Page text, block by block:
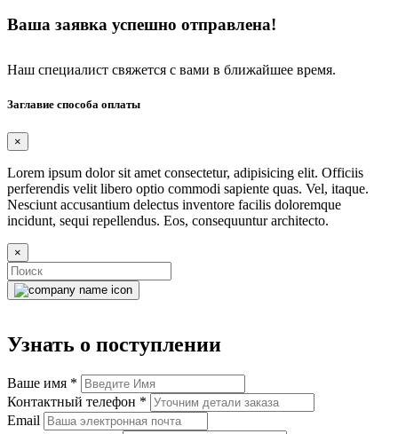
Ваша заявка успешно отправлена!
Наш специалист свяжется с вами в ближайшее время.
Заглавие способа оплаты
×
Lorem ipsum dolor sit amet consectetur, adipisicing elit. Officiis
perferendis velit libero optio commodi sapiente quas. Vel, itaque.
Nesciunt accusantium delectus inventore facilis doloremque
incidunt, sequi repellendus. Eos, consequuntur architecto.
×
Узнать о поступлении
Ваше имя *
Контактный телефон *
Email